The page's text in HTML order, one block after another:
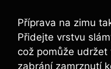
Příprava na zimu
Přidejte vrstvu
což pomůže
zabrání zamrznutí